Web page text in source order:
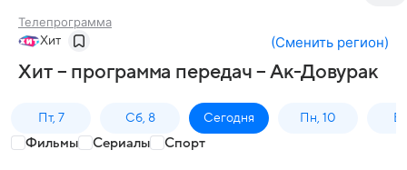
Телепрограмма
Хит (Сменить регион)
Хит – программа передач – Ак-Довурак
Пт, 7 Сб, 8 Сегодня Пн, 10
Фильмы Сериалы Спорт